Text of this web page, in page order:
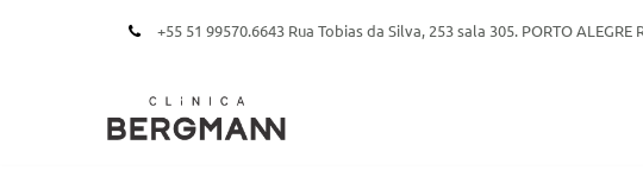
+55 51 99570.6643 Rua Tobias da Silva, 253 sala 305. PORTO ALEGRE